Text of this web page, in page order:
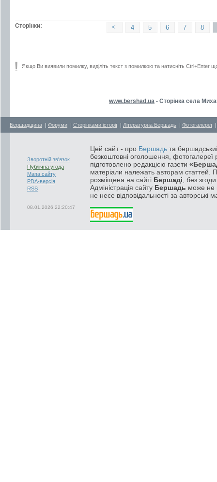
Сторінки: 8
7
6
5
4
<
Якщо Ви виявили помилку, виділіть текст з помилкою та натисніть Ctrl+Enter
www.bershad.ua - Сторінка села
Бершадщина | Форуми | Сторінками історії | Літературна Бершадь | Фотогалереї
Зворотній зв'язок
Публічна угода
Мапа сайту
PDA-версія
RSS
08.01.2026 22:20:47
Цей сайт - про Бершадь та
безкоштовні оголошення, фотогалереї
підготовлено редакцією газети
матеріали належать авторам статтей.
розміщена на сайті Бершаді , без
Адміністрація сайту Бершадь може не
не несе відповідальності за авторські